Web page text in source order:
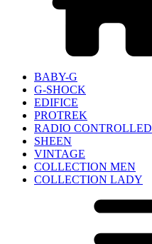
BABY-G
G-SHOCK
EDIFICE
PROTREK
RADIO CONTROLLED
SHEEN
VINTAGE
COLLECTION MEN
COLLECTION LADY